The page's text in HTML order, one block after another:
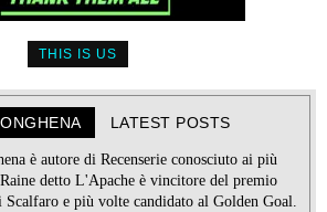
THIS IS US
LATEST POSTS
è autore di Recenserie conosciuto ai più
detto L'Apache è vincitore del premio
e più volte candidato al Golden Goal.